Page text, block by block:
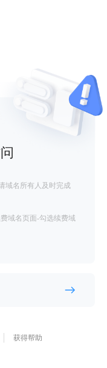
域名所有人及时完成
域名页面-勾选续费域
获得帮助